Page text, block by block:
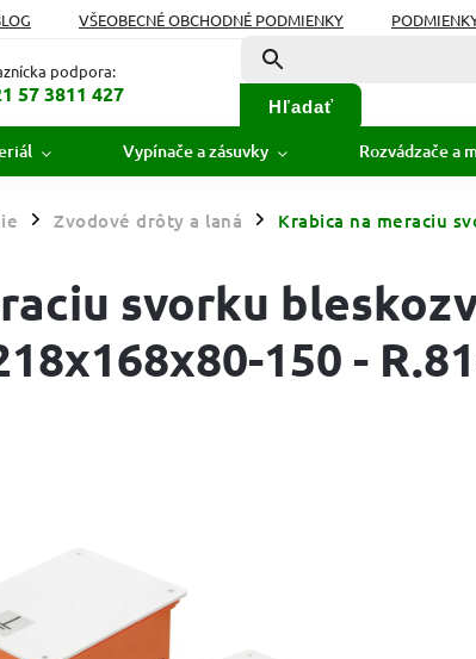
VŠEOBECNÉ OBCHODNÉ PODMIENKY
podpora:
57 3811 427
Hľadať
Vypínače a zásuvky Rozvádzače a
/ Zvodové drôty a laná / Krabica na meraciu
svorku
150 -